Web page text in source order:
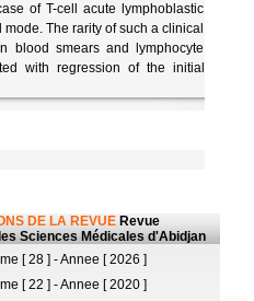
of T-cell acute lymphoblastic
The rarity of such a clinical
blood smears and lymphocyte
with regression of the initial
DE LA REVUE Revue
Sciences Médicales d'Abidjan
[ 28 ] - Annee [ 2026 ]
[ 22 ] - Annee [ 2020 ]